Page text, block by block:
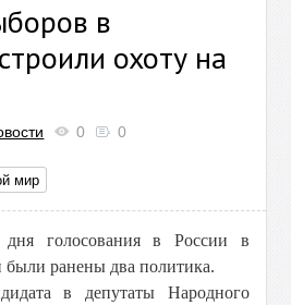
в
охоту на
0 0
мир
голосования в России в
были ранены два политика.
в депутаты Народного